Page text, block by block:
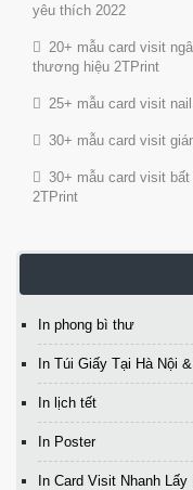
yêu thích 2022
20+ mẫu card visit
thương hiệu 2TPrint
25+ mẫu card visit
30+ mẫu card visit
30+ mẫu card visit
2TPrint
In phong bì thư
In Túi Giấy Tại Hà Nội
In lịch tết
In Poster
In Card Visit Nhanh